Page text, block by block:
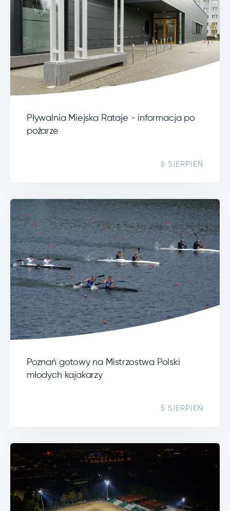
Pływalnia Miejska Rataje - informacja po
pożarze
6 SIERPIEŃ
Poznań gotowy na Mistrzostwa Polski
młodych kajakarzy
5 SIERPIEŃ